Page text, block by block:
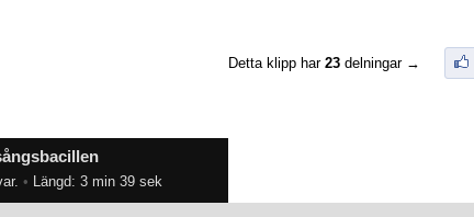
• Längd: 3 min 39 sek
Detta klipp har 23 delningar →